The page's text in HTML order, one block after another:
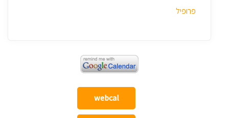
פרופיל
webcal